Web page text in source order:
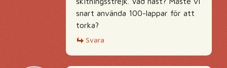
snart använda 100-lappar för att
torka?
Svara